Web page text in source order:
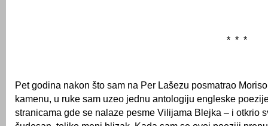
* * *
Pet godina nakon što sam na Per Lašezu posmatrao
kamenu, u ruke sam uzeo jednu antologiju engleske
stranicama gde se nalaze pesme Vilijama Blejka – i otkrio